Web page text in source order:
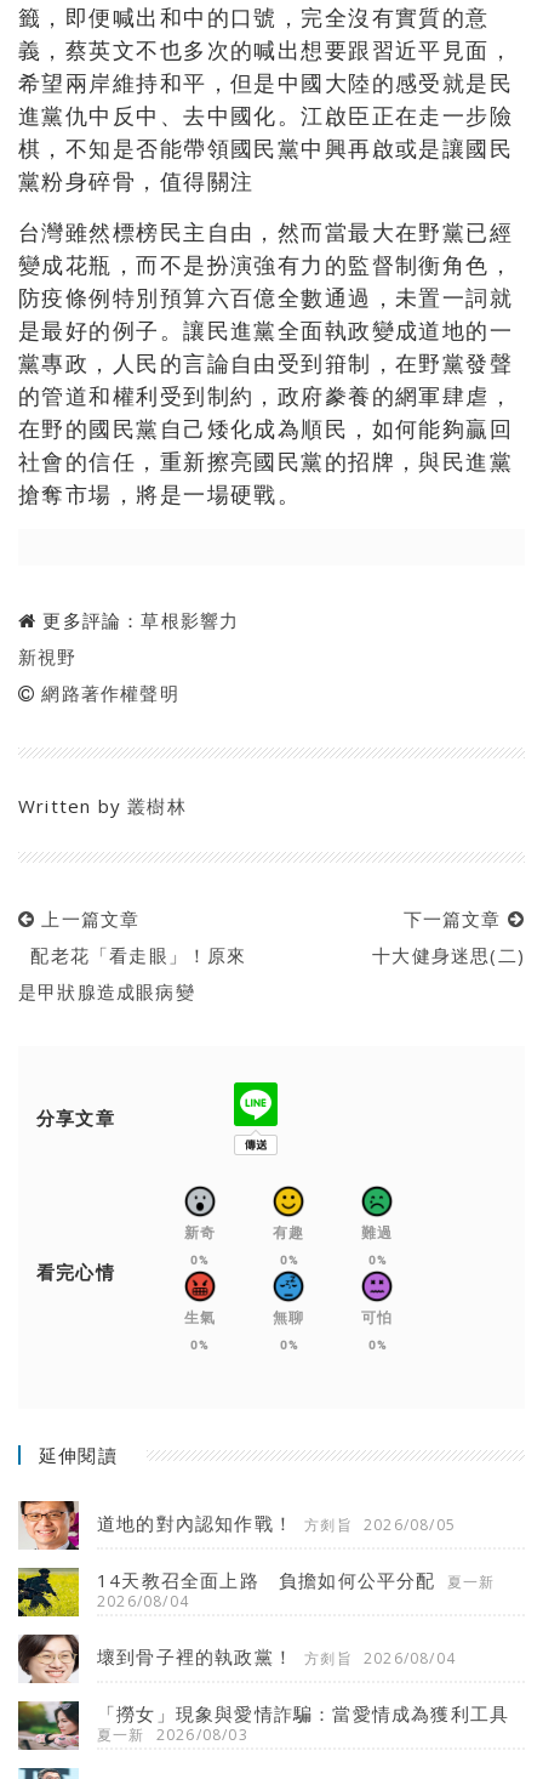
籤，即便喊出和中的口號，完全沒有實質的意
義，蔡英文不也多次的喊出想要跟習近平見面，
希望兩岸維持和平，但是中國大陸的感受就是民
進黨仇中反中、去中國化。江啟臣正在走一步險
棋，不知是否能帶領國民黨中興再啟或是讓國民
黨粉身碎骨，值得關注
台灣雖然標榜民主自由，然而當最大在野黨已經
變成花瓶，而不是扮演強有力的監督制衡角色，
防疫條例特別預算六百億全數通過，未置一詞就
是最好的例子。讓民進黨全面執政變成道地的一
黨專政，人民的言論自由受到箝制，在野黨發聲
的管道和權利受到制約，政府豢養的網軍肆虐，
在野的國民黨自己矮化成為順民，如何能夠贏回
社會的信任，重新擦亮國民黨的招牌，與民進黨
搶奪市場，將是一場硬戰。
更多評論：草根影響力
新視野
網路著作權聲明
Written by叢樹林
上一篇文章
配老花「看走眼」！原來
是甲狀腺造成眼病變
下一篇文章
十大健身迷思(二)
分享文章
看完心情
新奇
0%
有趣
0%
難過
0%
生氣
0%
無聊
0%
可怕
0%
延伸閱讀
道地的對內認知作戰！ 方剡旨 2026/08/05
14天教召全面上路 負擔如何公平分配
夏一新
2026/08/04
壞到骨子裡的執政黨！ 方剡旨 2026/08/04
「撈女」現象與愛情詐騙：當愛情成為獲利工具
夏一新 2026/08/03